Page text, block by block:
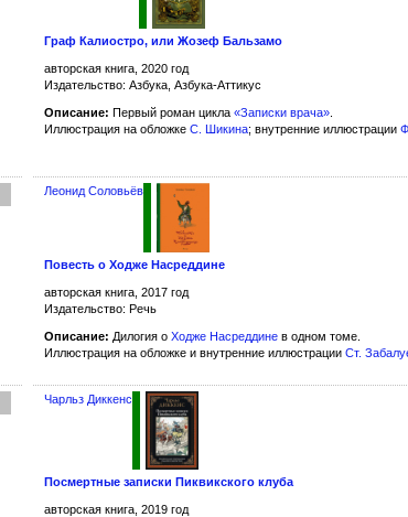
Граф Калиостро, или Жозеф Бальзамо
авторская книга, 2020 год
Издательство: Азбука, Азбука-Аттикус
Описание: Первый роман цикла«Записки врача»
Иллюстрация на обложкеС. Шикина; внутренние иллюстрации
Леонид Соловьёв
Повесть о Ходже Насреддине
авторская книга, 2017 год
Издательство: Речь
Описание: Дилогия оХодже Насреддине в одном томе.
Иллюстрация на обложке и внутренние иллюстрацииСт.
Чарльз Диккенс
Посмертные записки Пиквикского клуба
авторская книга, 2019 год